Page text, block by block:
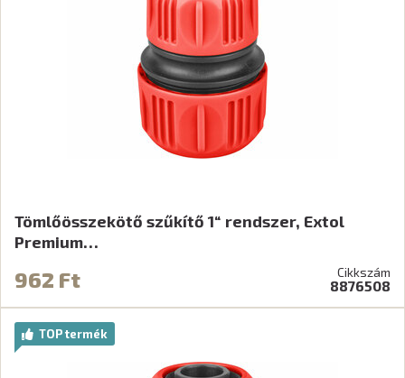
Tömlőösszekötő szűkítő 1“ rendszer, Extol
Premium…
962 Ft Cikkszám
8876508
TOP termék